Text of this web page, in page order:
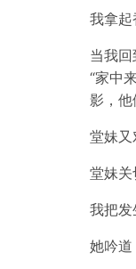
我拿起
当我
“家中
影，他
堂妹又
堂妹关
我把发
她吟道